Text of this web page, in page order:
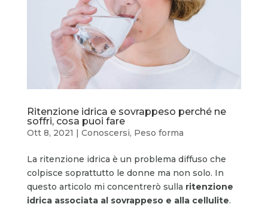
Ritenzione idrica e sovrappeso perché ne
soffri, cosa puoi fare
Ott 8, 2021 | Conoscersi, Peso forma
La ritenzione idrica è un problema diffuso che
colpisce soprattutto le donne ma non solo. In
questo articolo mi concentrerò sulla ritenzione
idrica associata al sovrappeso e alla cellulite.